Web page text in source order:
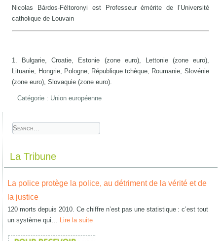
Nicolas Bárdos-Féltoronyi est Professeur émérite de l’Université
catholique de Louvain
1. Bulgarie, Croatie, Estonie (zone euro), Lettonie (zone euro),
Lituanie, Hongrie, Pologne, République tchèque, Roumanie, Slovénie
(zone euro), Slovaquie (zone euro).
Catégorie : Union européenne
La Tribune
La police protège la police, au détriment de la vérité et de
la justice
120 morts depuis 2010. Ce chiffre n’est pas une statistique : c’est tout
un système qui…
Lire la suite